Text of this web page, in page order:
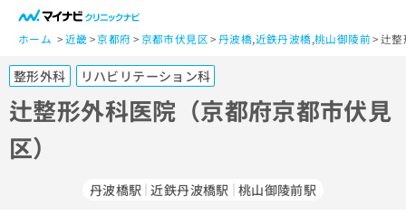
ホーム 近畿 京都府 京都市伏見区 丹波橋,近鉄丹波橋,桃山御陵前 辻整
整形外科 リハビリテーション科
辻整形外科医院（京都府京都市伏見
区）
丹波橋駅 近鉄丹波橋駅 桃山御陵前駅
一
般
ー
ザ
ー
の
方